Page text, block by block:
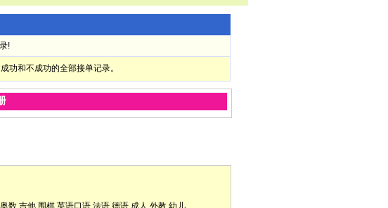
!
功和不成功的全部接单记录。
奥数 吉他 围棋 英语口语 法语 德语 成人 外教 幼儿